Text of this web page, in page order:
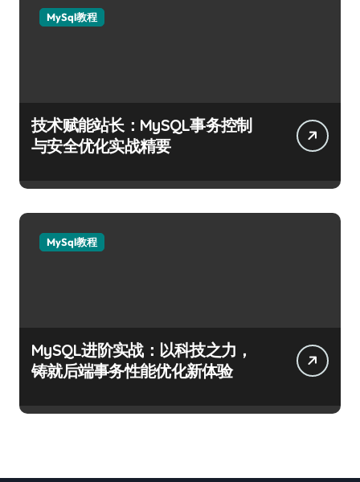
MySql教程
技术赋能站长：MySQL事务控制
与安全优化实战精要
MySql教程
MySQL进阶实战：以科技之力，
铸就后端事务性能优化新体验